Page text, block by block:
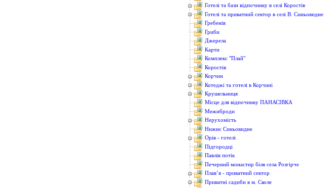
Готелі та бази відпочинку в селі Коростів
Готелі та приватний сектор в селі В. Синьовидне
Гребенів
Гриби
Джерела
Карти
Комплекс "Плай"
Коростів
Корчин
Котеджі та готелі в Корчині
Крушельниця
Місце для відпочинку ПАНАСІВКА
Межиброди
Нерухомість
Нижнє Синьовидне
Орів - готелі
Підгородці
Павлів потік
Печерний монастир біля села Розгірче
Плав’я - приватний сектор
Приватні садиби в м. Сколе